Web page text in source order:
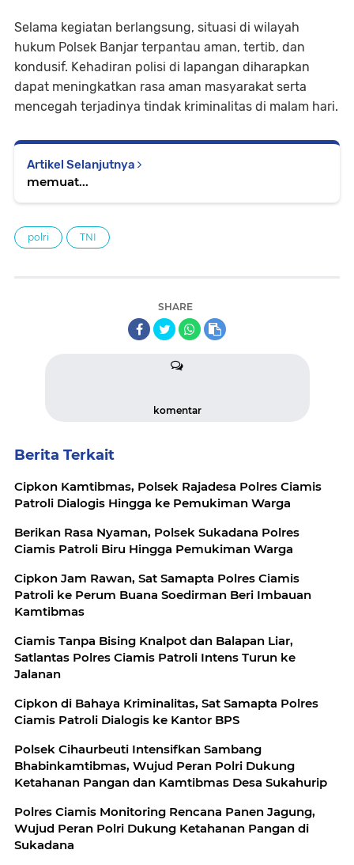
Selama kegiatan berlangsung, situasi di wilayah
hukum Polsek Banjar terpantau aman, tertib, dan
kondusif. Kehadiran polisi di lapangan diharapkan
dapat meningkatkan rasa aman masyarakat serta
mencegah terjadinya tindak kriminalitas di malam hari.
Artikel Selanjutnya
memuat...
polri TNI
SHARE
komentar
Berita Terkait
Cipkon Kamtibmas, Polsek Rajadesa Polres Ciamis
Patroli Dialogis Hingga ke Pemukiman Warga
Berikan Rasa Nyaman, Polsek Sukadana Polres
Ciamis Patroli Biru Hingga Pemukiman Warga
Cipkon Jam Rawan, Sat Samapta Polres Ciamis
Patroli ke Perum Buana Soedirman Beri Imbauan
Kamtibmas
Ciamis Tanpa Bising Knalpot dan Balapan Liar,
Satlantas Polres Ciamis Patroli Intens Turun ke
Jalanan
Cipkon di Bahaya Kriminalitas, Sat Samapta Polres
Ciamis Patroli Dialogis ke Kantor BPS
Polsek Cihaurbeuti Intensifkan Sambang
Bhabinkamtibmas, Wujud Peran Polri Dukung
Ketahanan Pangan dan Kamtibmas Desa Sukahurip
Polres Ciamis Monitoring Rencana Panen Jagung,
Wujud Peran Polri Dukung Ketahanan Pangan di
Sukadana